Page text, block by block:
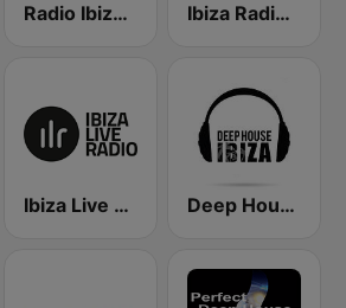
Radio Ibiza FM Ibiza Radios - Chill
Ibiza Live Radio Deep House Ibiza